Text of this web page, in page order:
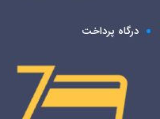
درگاه پرداخت